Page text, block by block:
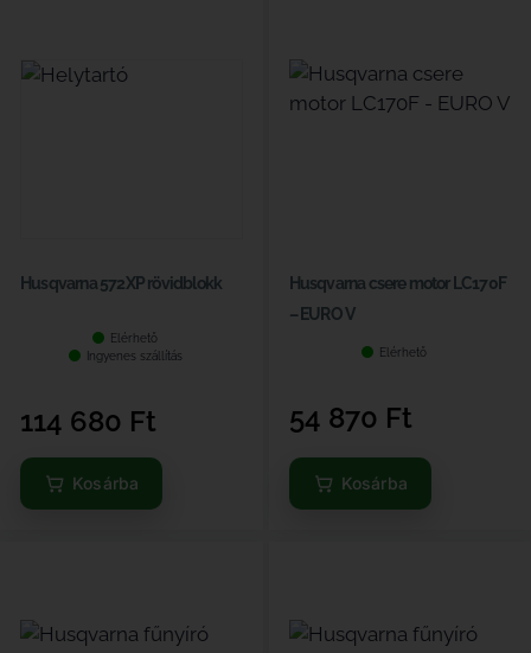
Husqvarna 572XP rövidblokk
Elérhető
Ingyenes szállítás
114 680 Ft
Kosárba
Husqvarna csere motor LC170F
– EURO V
Elérhető
54 870 Ft
Kosárba